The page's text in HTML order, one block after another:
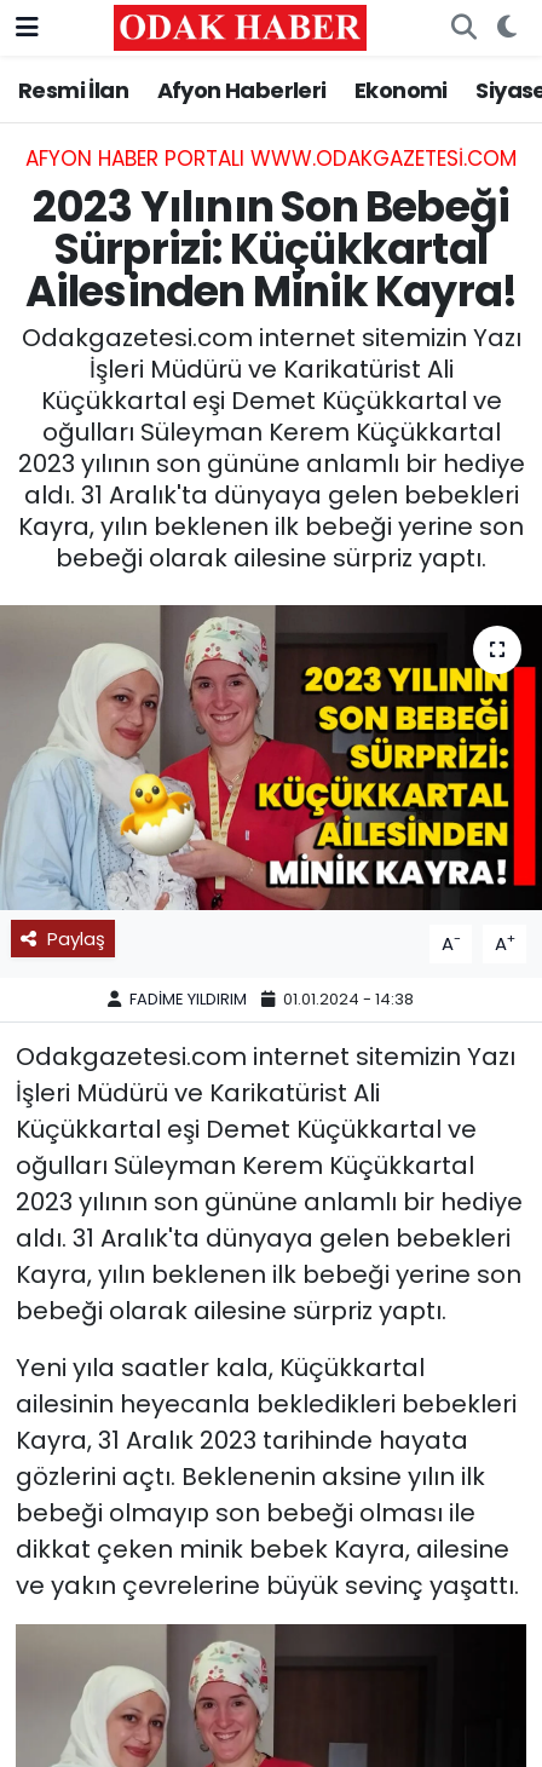
Resmi İlan Afyon Haberleri Ekonomi
AFYON HABER PORTALI WWW.ODAKGAZETESI.COM
2023 Yılının Son Bebeği
Sürprizi: Küçükkartal
Ailesinden Minik Kayra!
Odakgazetesi.com internet sitemizin Yazı
İşleri Müdürü ve Karikatürist Ali
Küçükkartal eşi Demet Küçükkartal ve
oğulları Süleyman Kerem Küçükkartal
2023 yılının son gününe anlamlı bir hediye
aldı. 31 Aralık'ta dünyaya gelen bebekleri
Kayra, yılın beklenen ilk bebeği yerine son
bebeği olarak ailesine sürpriz yaptı.
Paylaş A- A+
FADİME YILDIRIM 01.01.2024 - 14:38
Odakgazetesi.com internet sitemizin Yazı
İşleri Müdürü ve Karikatürist Ali
Küçükkartal eşi Demet Küçükkartal ve
oğulları Süleyman Kerem Küçükkartal
2023 yılının son gününe anlamlı bir hediye
aldı. 31 Aralık'ta dünyaya gelen bebekleri
Kayra, yılın beklenen ilk bebeği yerine son
bebeği olarak ailesine sürpriz yaptı.
Yeni yıla saatler kala, Küçükkartal
ailesinin heyecanla bekledikleri bebekleri
Kayra, 31 Aralık 2023 tarihinde hayata
gözlerini açtı. Beklenenin aksine yılın ilk
bebeği olmayıp son bebeği olması ile
dikkat çeken minik bebek Kayra, ailesine
ve yakın çevrelerine büyük sevinç yaşattı.
AFYONKARAHİSAR HABERLERİ
Resmi İlan
ASAYİŞ
GÜNCEL
SİYASET
EĞİTİM
MAGAZİN
SAĞLIK
11:11 MANŞET
Nöbetçi Eczaneler
Hava Durumu
Trafik Durumu
Süper Lig Puan Durumu ve Fikstür
Tüm Manşetler
Son Dakika Haberleri
Haber Arşivi